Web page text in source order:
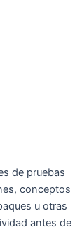
de pruebas
conceptos
u otras
antes de